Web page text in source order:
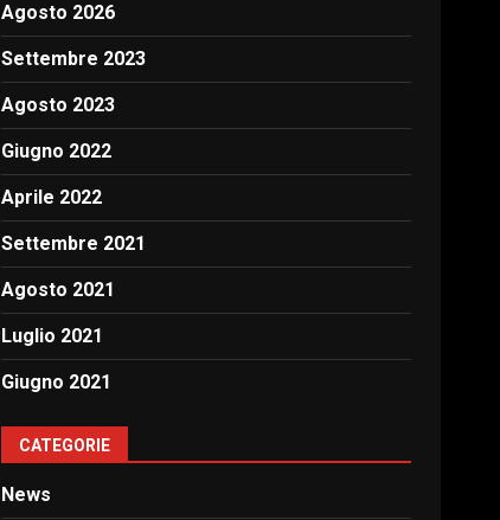
Agosto 2026
Settembre 2023
Agosto 2023
Giugno 2022
Aprile 2022
Settembre 2021
Agosto 2021
Luglio 2021
Giugno 2021
CATEGORIE
News